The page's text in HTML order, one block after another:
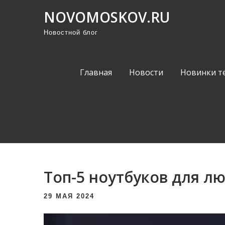
NOVOMOSKOV.RU
Новостной блог
Главная Новости Новинки
Топ-5 ноутбуков для
29 МАЯ 2024